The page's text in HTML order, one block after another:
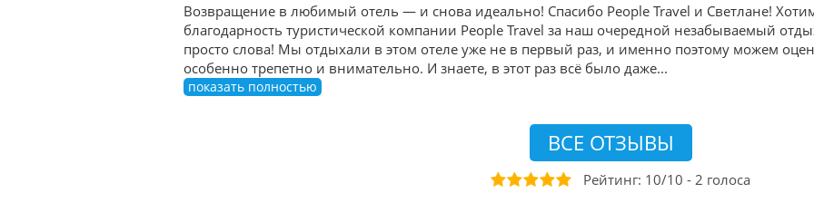
Возвращение в любимый отель — и снова идеально! Спасибо People Travel и Светлане!
благодарность туристической компании People Travel за наш очередной незабываемый
просто слова! Мы отдыхали в этом отеле уже не в первый раз, и именно поэтому можем
особенно трепетно и внимательно. И знаете, в этот раз всё было даже...
показать полностью
ВСЕ ОТЗЫВЫ
Рейтинг: 10/10 - 2 голоса